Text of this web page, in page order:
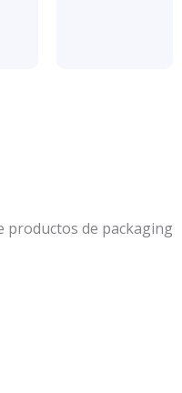
productos de packaging